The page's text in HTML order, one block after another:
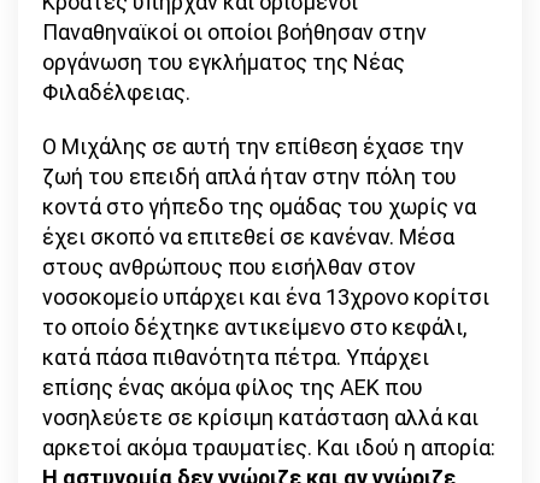
Παναθηναϊκοί οι οποίοι βοήθησαν στην
οργάνωση του εγκλήματος της Νέας
Φιλαδέλφειας.
Ο Μιχάλης σε αυτή την επίθεση έχασε την
ζωή του επειδή απλά ήταν στην πόλη του
κοντά στο γήπεδο της ομάδας του χωρίς να
έχει σκοπό να επιτεθεί σε κανέναν. Μέσα
στους ανθρώπους που εισήλθαν στον
νοσοκομείο υπάρχει και ένα 13χρονο κορίτσι
το οποίο δέχτηκε αντικείμενο στο κεφάλι,
κατά πάσα πιθανότητα πέτρα. Υπάρχει
επίσης ένας ακόμα φίλος της ΑΕΚ που
νοσηλεύετε σε κρίσιμη κατάσταση αλλά και
αρκετοί ακόμα τραυματίες. Και ιδού η απορία:
Η αστυνομία δεν γνώριζε και αν γνώριζε